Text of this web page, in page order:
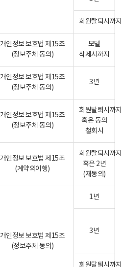
회원탈퇴시까
개인정보 보호법 제15조
(정보주체 동의)
모델
삭제시까지
개인정보 보호법 제15조
(정보주체 동의)
3년
개인정보 보호법 제15조
(정보주체 동의)
회원탈퇴시까
혹은 동의
철회시
개인정보 보호법 제15조
(계약의이행)
회원탈퇴시까
혹은 2년
(재동의)
개인정보 보호법 제15조
(정보주체 동의)
1년
3년
회원탈퇴시까